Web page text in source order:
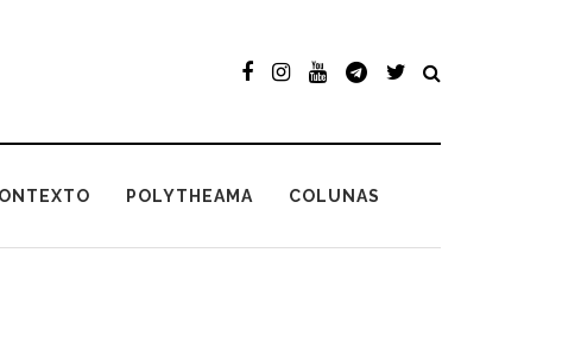
POLYTHEAMA COLUNAS